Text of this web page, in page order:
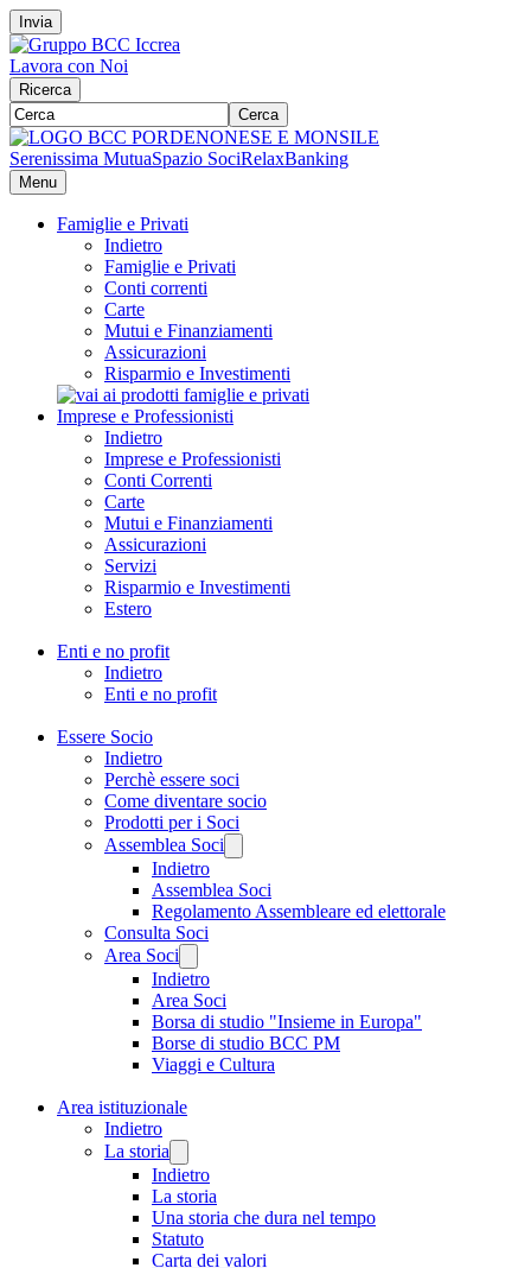
Invia
Lavora con Noi
Ricerca
Cerca
Serenissima MutuaSpazio SociRelaxBanking
Menu
Famiglie e Privati
Indietro
Famiglie e Privati
Conti correnti
Carte
Mutui e Finanziamenti
Assicurazioni
Risparmio e Investimenti
Imprese e Professionisti
Indietro
Imprese e Professionisti
Conti Correnti
Carte
Mutui e Finanziamenti
Assicurazioni
Servizi
Risparmio e Investimenti
Estero
Enti e no profit
Indietro
Enti e no profit
Essere Socio
Indietro
Perchè essere soci
Come diventare socio
Prodotti per i Soci
Assemblea Soci
Indietro
Assemblea Soci
Regolamento Assembleare ed elettorale
Consulta Soci
Area Soci
Indietro
Area Soci
Borsa di studio "Insieme in Europa"
Borse di studio BCC PM
Viaggi e Cultura
Area istituzionale
Indietro
La storia
Indietro
La storia
Una storia che dura nel tempo
Statuto
Carta dei valori